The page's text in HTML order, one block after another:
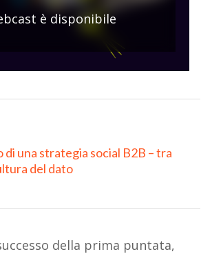
è disponibile
di una strategia social B2B – tra
del dato
della prima puntata,